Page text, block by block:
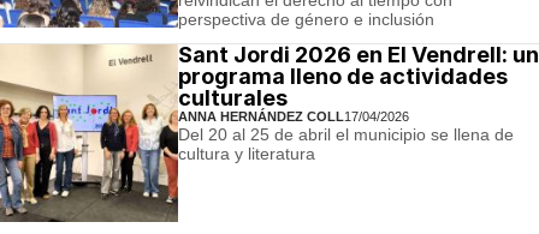
perspectiva de género e inclusión
Sant Jordi 2026 en El Vendrell: un
programa lleno de actividades
culturales
ANNA HERNÁNDEZ COLL17/04/2026
Del 20 al 25 de abril el municipio se llena de
cultura y literatura